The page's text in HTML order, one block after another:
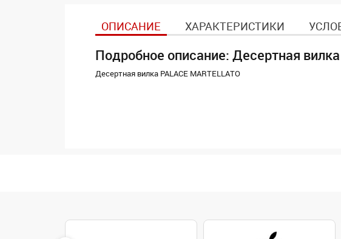
ОПИСАНИЕ ХАРАКТЕРИСТИКИ
Подробное описание: Десертная вилка
Десертная вилка PALACE MARTELLATO